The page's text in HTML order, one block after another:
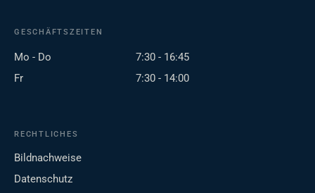
GESCHÄFTSZEITEN
Mo - Do
7:30 - 16:45
Fr
7:30 - 14:00
RECHTLICHES
Bildnachweise
Datenschutz